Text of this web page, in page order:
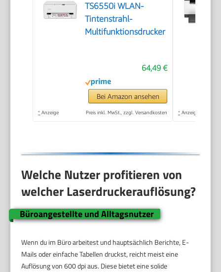
TS6550i WLAN-
Tintenstrahl-
Multifunktionsdrucker
64,49 €
Bei Amazon ansehen
* Anzeige Preis inkl. MwSt., zzgl. Versandkosten * Anzeige
Welche Nutzer profitieren von
welcher Laserdruckerauflösung?
Büroangestellte und Alltagsnutzer
Wenn du im Büro arbeitest und hauptsächlich Berichte, E-
Mails oder einfache Tabellen druckst, reicht meist eine
Auflösung von 600 dpi aus. Diese bietet eine solide